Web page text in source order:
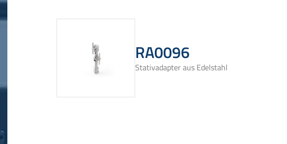
RA0096
Stativadapter aus Edelstahl